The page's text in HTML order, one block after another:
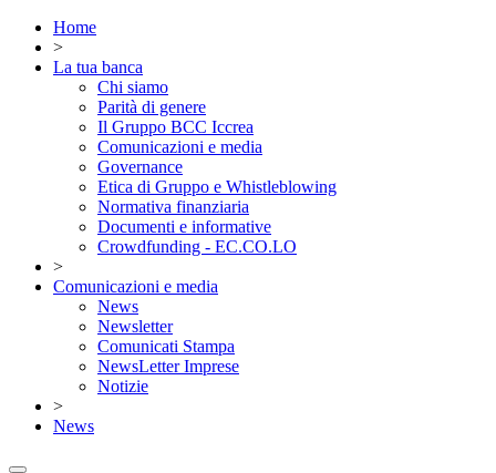
Home
>
La tua banca
Chi siamo
Parità di genere
Il Gruppo BCC Iccrea
Comunicazioni e media
Governance
Etica di Gruppo e Whistleblowing
Normativa finanziaria
Documenti e informative
Crowdfunding - EC.CO.LO
>
Comunicazioni e media
News
Newsletter
Comunicati Stampa
NewsLetter Imprese
Notizie
>
News